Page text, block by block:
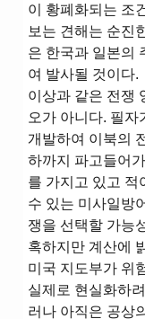
이 황폐화되는 조
보는 견해는 순진
은 한국과 일본의
여 발사될 것이다.
이상과 같은 전쟁
오가 아니다. 필자
개발하여 이북의
하까지 파고들어
를 가지고 있고 적
수 있는 미사일방
쟁을 선택할 가능
혹하지만 계산에
미국 지도부가 위
실제로 현실화하
러나 아직은 공상